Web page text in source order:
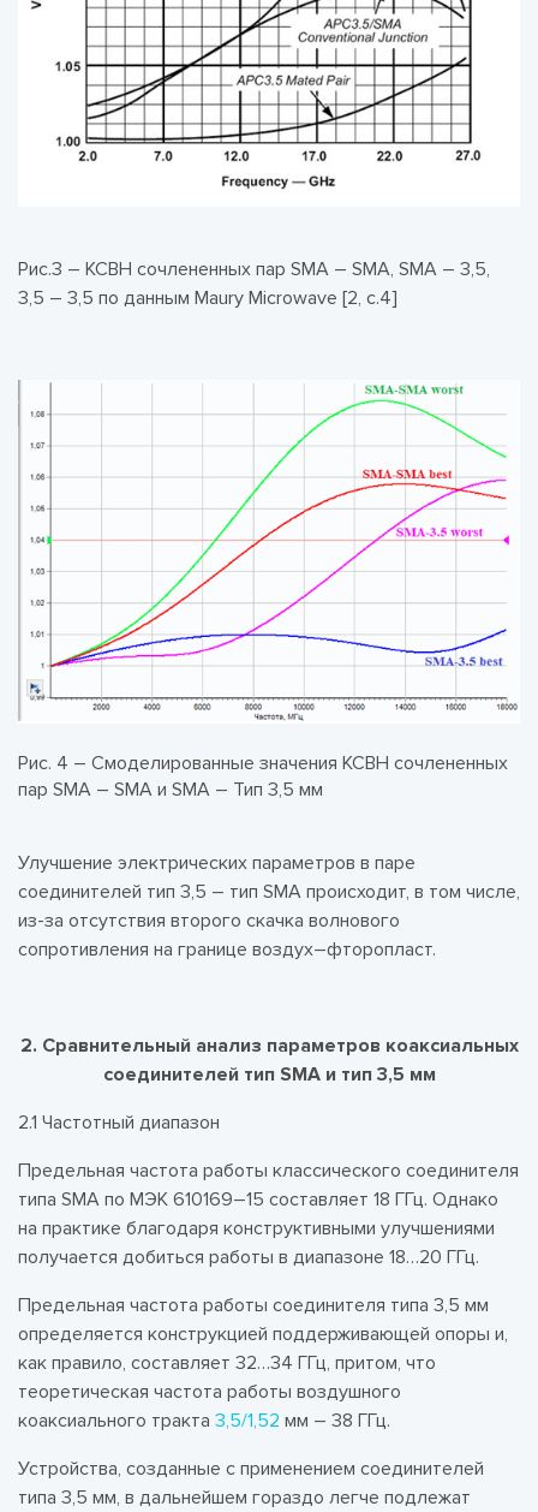
Рис.3 – КСВН сочлененных пар SMA – SMA, SMA – 3,5,
3,5 – 3,5 по данным Maury Microwave [2, c.4]
Рис. 4 – Смоделированные значения КСВН сочлененных
пар SMA – SMA и SMA – Тип 3,5 мм
Улучшение электрических параметров в паре
соединителей тип 3,5 – тип SMA происходит, в том числе,
из-за отсутствия второго скачка волнового
сопротивления на границе воздух–фторопласт.
2. Сравнительный анализ параметров коаксиальных
соединителей тип SMA и тип 3,5 мм
2.1 Частотный диапазон
Предельная частота работы классического соединителя
типа SMA по МЭК 610169–15 составляет 18 ГГц. Однако
на практике благодаря конструктивными улучшениями
получается добиться работы в диапазоне 18…20 ГГц.
Предельная частота работы соединителя типа 3,5 мм
определяется конструкцией поддерживающей опоры и,
как правило, составляет 32…34 ГГц, притом, что
теоретическая частота работы воздушного
коаксиального тракта 3,5/1,52 мм – 38 ГГц.
Устройства, созданные с применением соединителей
типа 3,5 мм, в дальнейшем гораздо легче подлежат